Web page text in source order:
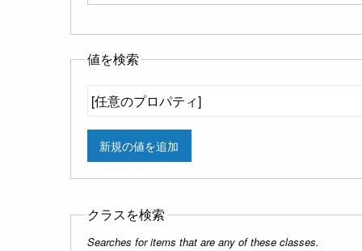
値を検索
新規の値を追加
クラスを検索
Searches for items that are any of these classes.